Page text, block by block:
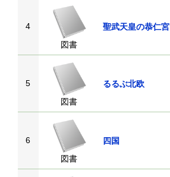
4
図書
聖武天皇の恭仁宮
5
図書
るるぶ北欧
6
図書
四国